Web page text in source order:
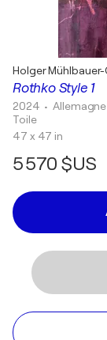
Rothko Style 1
Holger
2024 • Allemagne
Toile
47 x 47 in
5 570 $US